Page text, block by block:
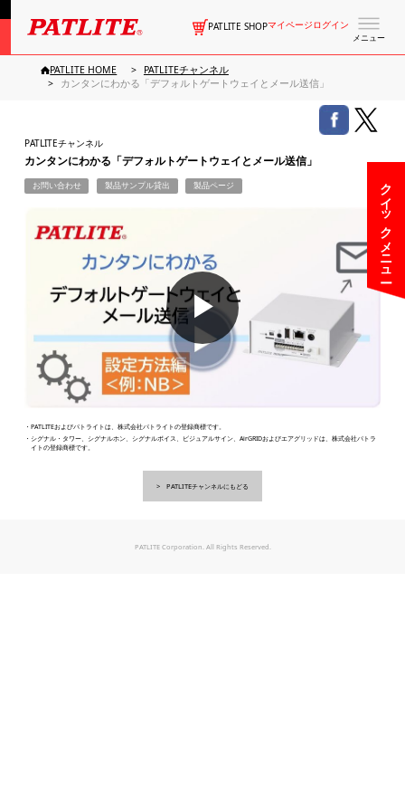
メニュー
PATLITE SHOPマイページログイン
クイックメニュー
PATLITE HOME
PATLITEチャンネル
カンタンにわかる「デフォルトゲートウェイとメール送信」
PATLITEチャンネル
カンタンにわかる「デフォルトゲートウェイとメール送信」
お問い合わせ 製品サンプル貸出 製品ページ
▶
・PATLITEおよびパトライトは、株式会社パトライトの登録商標です。
・シグナル・タワー、シグナルホン、シグナルボイス、ビジュアルサイン、AirGRIDおよびエアグリッドは、株式会社パトラ
イトの登録商標です。
PATLITEチャンネルにもどる
PATLITE Corporation. All Rights Reserved.